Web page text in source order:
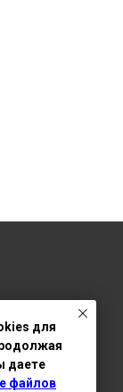
для
даете
файлов